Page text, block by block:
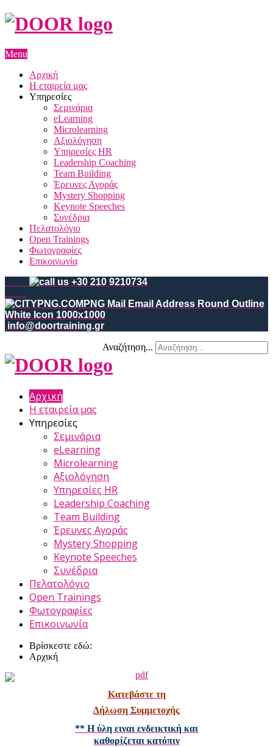
Menu
Αρχική
Η εταιρεία μας
Υπηρεσίες
Σεμινάρια
eLearning
Microlearning
Αξιολόγηση
Υπηρεσίες HR
Leadership Coaching
Team Building
Έρευνες Αγοράς
Mystery Shopping
Keynote Speeches
Συνέδρια
Πελατολόγιο
Open Trainings
Φωτογραφίες
Επικοινωνία
+30 210 9210734
info@doortraining.gr
Αναζήτηση...
Αρχική
Η εταιρεία μας
Υπηρεσίες
Σεμινάρια
eLearning
Microlearning
Αξιολόγηση
Υπηρεσίες HR
Leadership Coaching
Team Building
Έρευνες Αγοράς
Mystery Shopping
Keynote Speeches
Συνέδρια
Πελατολόγιο
Open Trainings
Φωτογραφίες
Επικοινωνία
Βρίσκεστε εδώ:
Αρχική
Κατεβάστε τη
Δήλωση Συμμετοχής
** Η ύλη ειναι ενδεικτική και
καθορίζεται κατόπιν